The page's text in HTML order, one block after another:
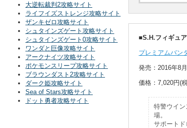
■S.H.フィギュ
プレミアムバン
発売：2016年8
価格：7,020円(
特警ウイ
場。
サポートド
大逆転裁判2攻略サイト
ライフイズストレンジ攻略サイト
ザンキゼロ攻略サイト
シュタインズゲート攻略サイト
シュタインズゲート0攻略サイト
ワンダと巨像攻略サイト
アークナイツ攻略サイト
ポケモンスリープ攻略サイト
ブラウンダスト2攻略サイト
ダーク姫攻略サイト
Sea of Stars攻略サイト
ドット勇者攻略サイト